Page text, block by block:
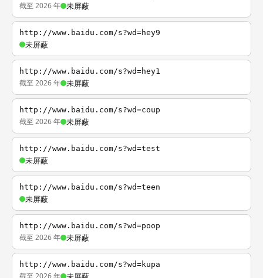
截至 2026 年 未屏蔽
http://www.baidu.com/s?wd=hey9
未屏蔽
http://www.baidu.com/s?wd=hey1
截至 2026 年 未屏蔽
http://www.baidu.com/s?wd=coup
截至 2026 年 未屏蔽
http://www.baidu.com/s?wd=test
未屏蔽
http://www.baidu.com/s?wd=teen
未屏蔽
http://www.baidu.com/s?wd=poop
截至 2026 年 未屏蔽
http://www.baidu.com/s?wd=kupa
截至 2026 年